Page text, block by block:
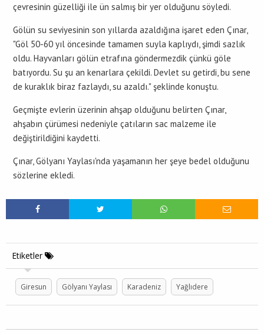
çevresinin güzelliği ile ün salmış bir yer olduğunu söyledi.
Gölün su seviyesinin son yıllarda azaldığına işaret eden Çınar,
"Göl 50-60 yıl öncesinde tamamen suyla kaplıydı, şimdi sazlık
oldu. Hayvanları gölün etrafına göndermezdik çünkü göle
batıyordu. Su şu an kenarlara çekildi. Devlet su getirdi, bu sene
de kuraklık biraz fazlaydı, su azaldı." şeklinde konuştu.
Geçmişte evlerin üzerinin ahşap olduğunu belirten Çınar,
ahşabın çürümesi nedeniyle çatıların sac malzeme ile
değiştirildiğini kaydetti.
Çınar, Gölyanı Yaylası'nda yaşamanın her şeye bedel olduğunu
sözlerine ekledi.
Etiketler
Giresun Gölyanı Yaylası Karadeniz Yağlıdere